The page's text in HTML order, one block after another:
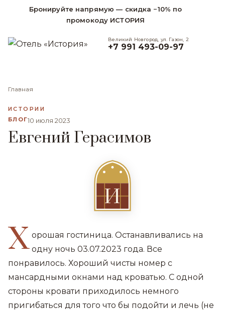
Бронируйте напрямую — скидка −10% по
промокоду ИСТОРИЯ
Великий Новгород, ул. Газон, 2
+7 991 493-09-97
Главная
ИСТОРИИ
БЛОГ10 июля 2023
Евгений Герасимов
И
Х орошая гостиница. Останавливались на
одну ночь 03.07.2023 года. Все
понравилось. Хороший чисты номер с
мансардными окнами над кроватью. С одной
стороны кровати приходилось немного
пригибаться для того что бы подойти и лечь (не